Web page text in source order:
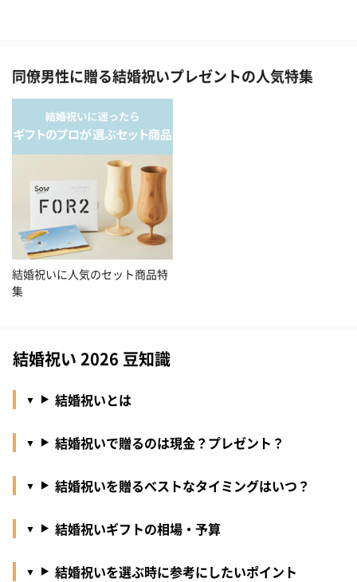
同僚男性に贈る結婚祝いプレゼントの人気特集
結婚祝いに人気のセット商品特
集
結婚祝い 2026 豆知識
結婚祝いとは
結婚祝いで贈るのは現金？プレゼント？
結婚祝いを贈るべストなタイミングはいつ？
結婚祝いギフトの相場・予算
結婚祝いを選ぶ時に参考にしたいポイント